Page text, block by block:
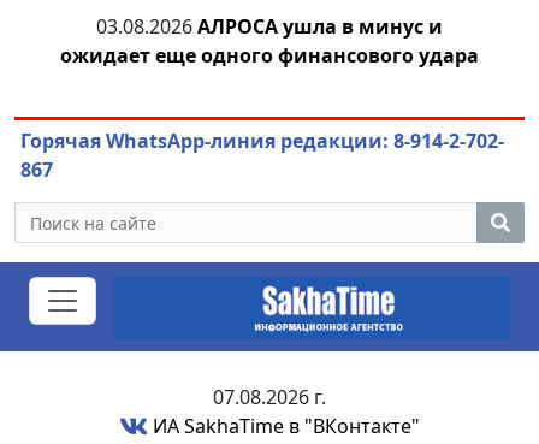
АЛРОСА ушла в минус и
еще одного финансового удара
04.08.2026
или
Горячая WhatsApp-линия редакции: 8-914-2-702-
867
07.08.2026 г.
ИА SakhaTime в "ВКонтакте"